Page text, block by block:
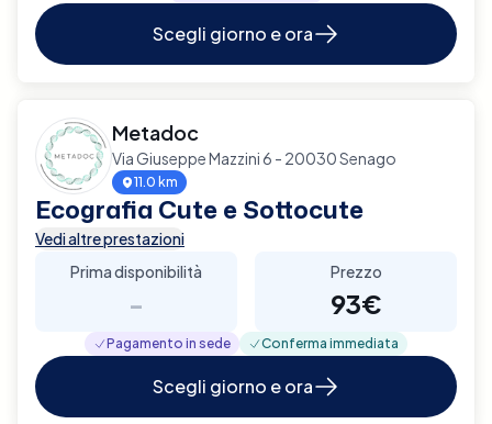
Scegli giorno e ora
Metadoc
Via Giuseppe Mazzini 6 - 20030 Senago
11.0 km
Ecografia Cute e Sottocute
Vedi altre prestazioni
Prima disponibilità
-
Prezzo
93€
Pagamento in sede Conferma immediata
Scegli giorno e ora